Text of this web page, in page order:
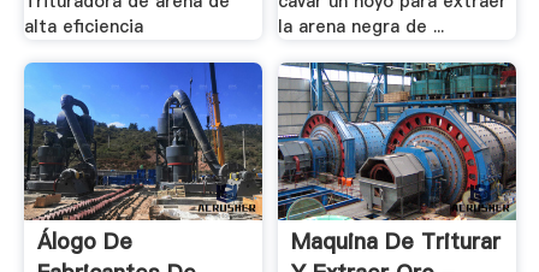
alta eficiencia
la arena negra de ...
Álogo De
Maquina De Triturar